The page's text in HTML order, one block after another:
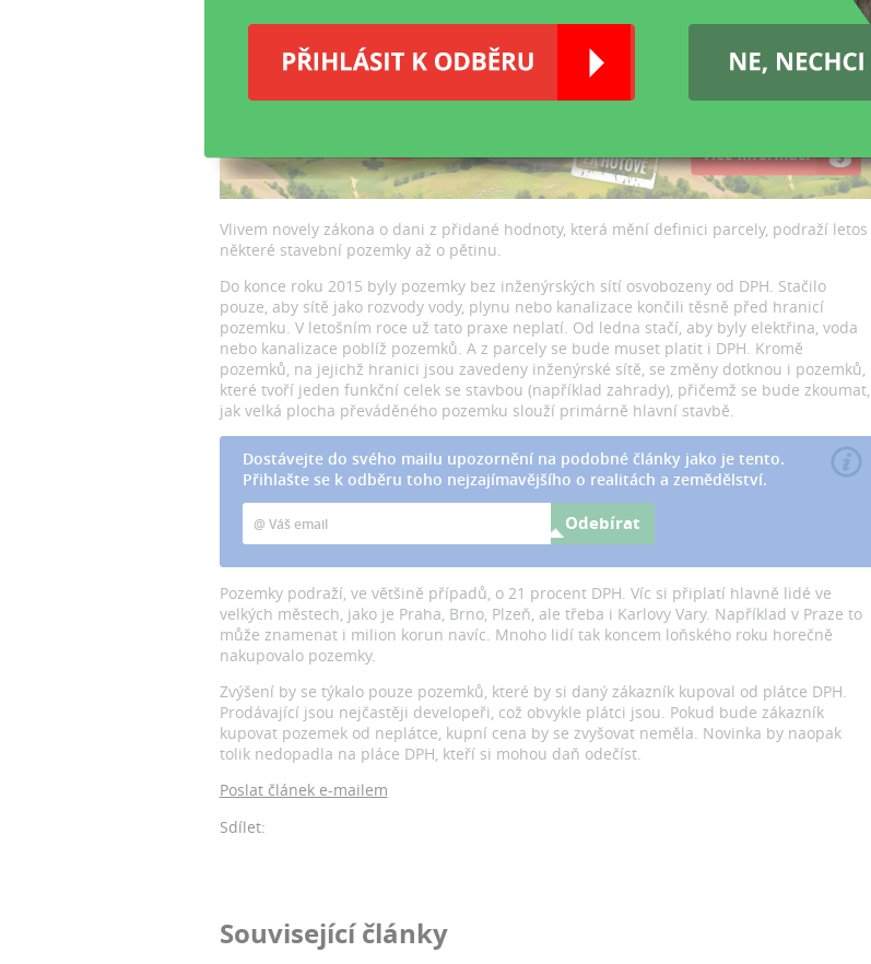
Vlivem novely zákona o dani z přidané hodnoty, která mění definici parcely, podraží letos
některé stavební pozemky až o pětinu.
Do konce roku 2015 byly pozemky bez inženýrských sítí osvobozeny od DPH. Stačilo
pouze, aby sítě jako rozvody vody, plynu nebo kanalizace končili těsně před hranicí
pozemku. V letošním roce už tato praxe neplatí. Od ledna stačí, aby byly elektřina, voda
nebo kanalizace poblíž pozemků. A z parcely se bude muset platit i DPH. Kromě
pozemků, na jejichž hranici jsou zavedeny inženýrské sítě, se změny dotknou i pozemků,
které tvoří jeden funkční celek se stavbou (například zahrady), přičemž se bude zkoumat,
jak velká plocha převáděného pozemku slouží primárně hlavní stavbě.
Dostávejte do svého mailu upozornění na podobné články jako je tento.
Přihlašte se k odběru toho nejzajímavějšího o realitách a zemědělství.
Odebírat
Pozemky podraží, ve většině případů, o 21 procent DPH. Víc si připlatí hlavně lidé ve
velkých městech, jako je Praha, Brno, Plzeň, ale třeba i Karlovy Vary. Například v Praze to
může znamenat i milion korun navíc. Mnoho lidí tak koncem loňského roku horečně
nakupovalo pozemky.
Zvýšení by se týkalo pouze pozemků, které by si daný zákazník kupoval od plátce DPH.
Prodávající jsou nejčastěji developeři, což obvykle plátci jsou. Pokud bude zákazník
kupovat pozemek od neplátce, kupní cena by se zvyšovat neměla. Novinka by naopak
tolik nedopadla na pláce DPH, kteří si mohou daň odečíst.
Poslat článek e-mailem
Sdílet:
Související články